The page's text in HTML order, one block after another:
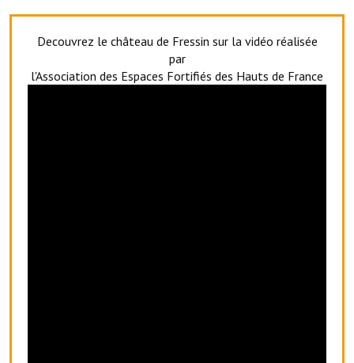
Etablissements scolaires
Bibliothèque
Decouvrez le château de Fressin sur la vidéo réalisée
par
l'Association des Espaces Fortifiés des Hauts de France